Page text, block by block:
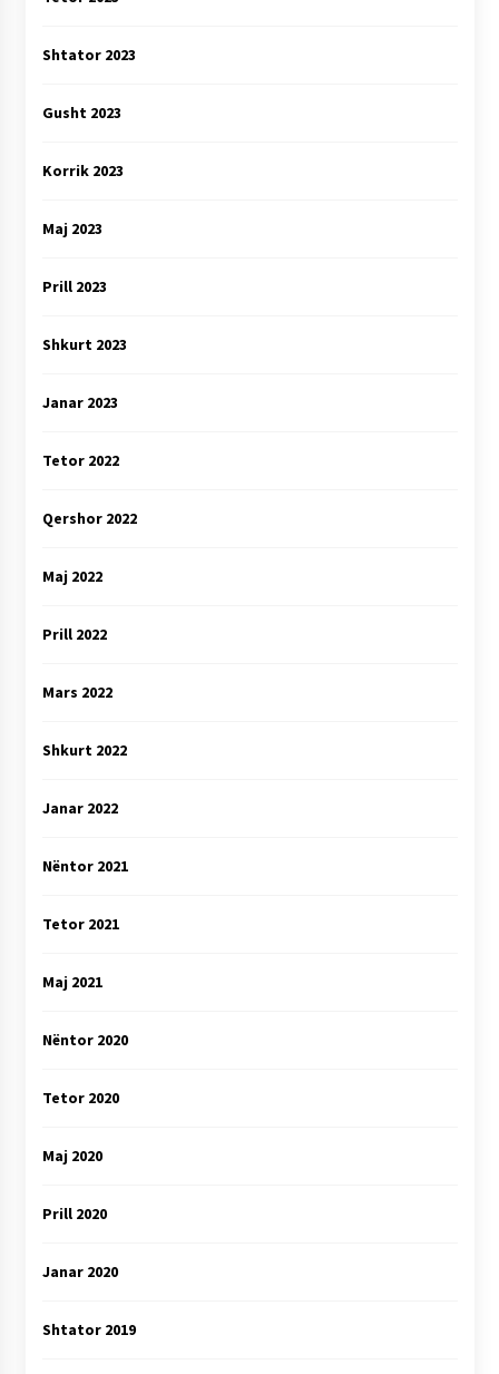
Shtator 2023
Gusht 2023
Korrik 2023
Maj 2023
Prill 2023
Shkurt 2023
Janar 2023
Tetor 2022
Qershor 2022
Maj 2022
Prill 2022
Mars 2022
Shkurt 2022
Janar 2022
Nëntor 2021
Tetor 2021
Maj 2021
Nëntor 2020
Tetor 2020
Maj 2020
Prill 2020
Janar 2020
Shtator 2019